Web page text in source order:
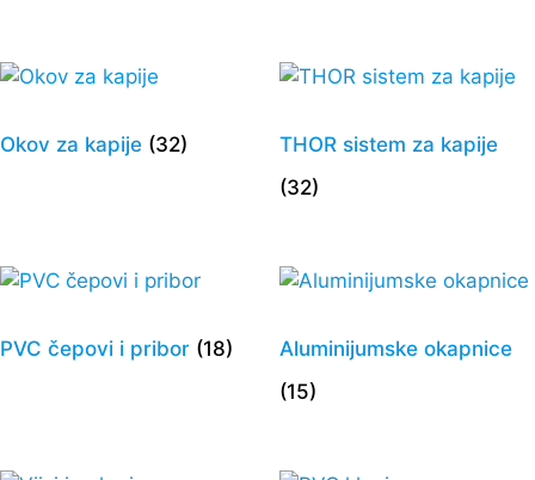
Okov za kapije (32)
THOR sistem za kapije
(32)
PVC čepovi i pribor (18)
Aluminijumske okapnice
(15)